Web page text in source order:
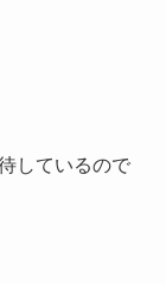
しているので